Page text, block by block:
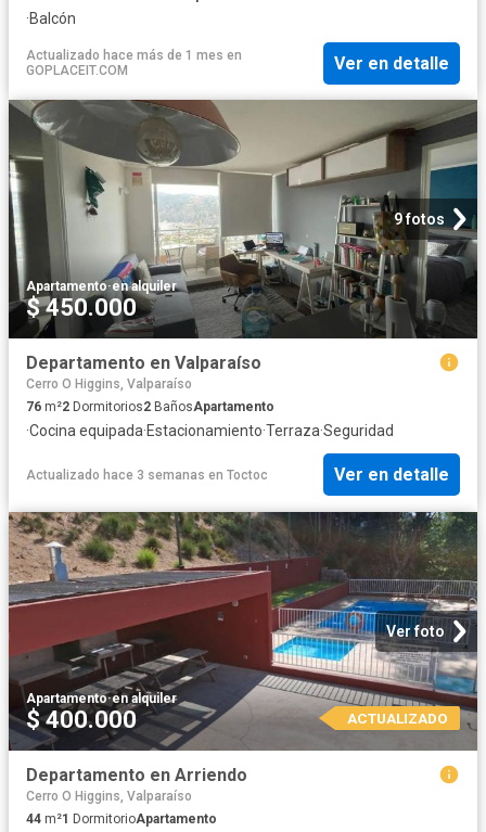
·Balcón
Actualizado hace más de 1 mes en
GOPLACEIT.COM
Ver en detalle
9 fotos
Apartamento·en alquiler
$ 450.000
Departamento en Valparaíso
Cerro O Higgins, Valparaíso
76 m²2 Dormitorios2 BañosApartamento
·Cocina equipada·Estacionamiento·Terraza·Seguridad
Actualizado hace 3 semanas en Toctoc Ver en detalle
Ver foto
Apartamento·en alquiler
$ 400.000 ACTUALIZADO
Departamento en Arriendo
Cerro O Higgins, Valparaíso
44 m²1 DormitorioApartamento